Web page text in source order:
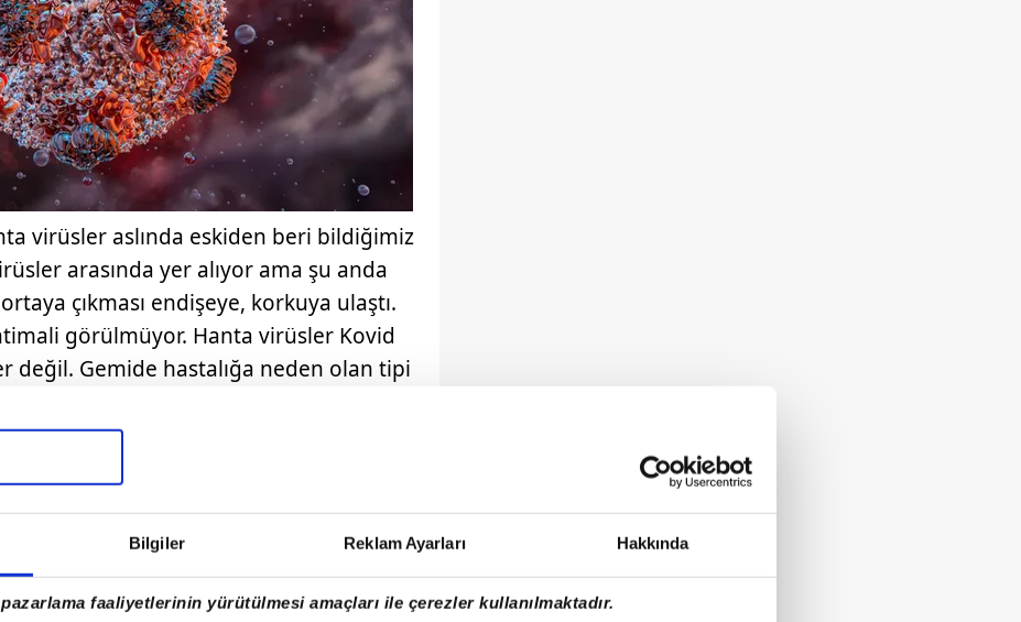
Bilgiler Reklam Ayarları Hakkında
faaliyetlerinin yürütülmesi amaçları ile çerezler kullanılmaktadır.
virüsler aslında eskiden beri bildiğimiz
arasında yer alıyor ama şu anda
çıkması endişeye, korkuya ulaştı.
görülmüyor. Hanta virüsler Kovid
değil. Gemide hastalığa neden olan tipi
ama çok kolay ve hızlı bulaşan bir
temas ile bulaşıyor. Dolayısıyla
olmadığı sürece bir
çok afaki olur. Dünya Sağlık
bir pandemi riski görmediklerini